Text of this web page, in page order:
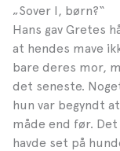
„Sover I, børn?“
Hans gav Gretes
at hendes mave
bare deres mor,
det seneste.
hun var begyndt
måde end før.
havde set på